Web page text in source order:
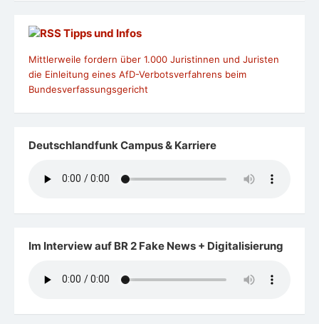
Tipps und Infos
Mittlerweile fordern über 1.000 Juristinnen und Juristen
die Einleitung eines AfD-Verbotsverfahrens beim
Bundesverfassungsgericht
Deutschlandfunk Campus & Karriere
Im Interview auf BR 2 Fake News + Digitalisierung